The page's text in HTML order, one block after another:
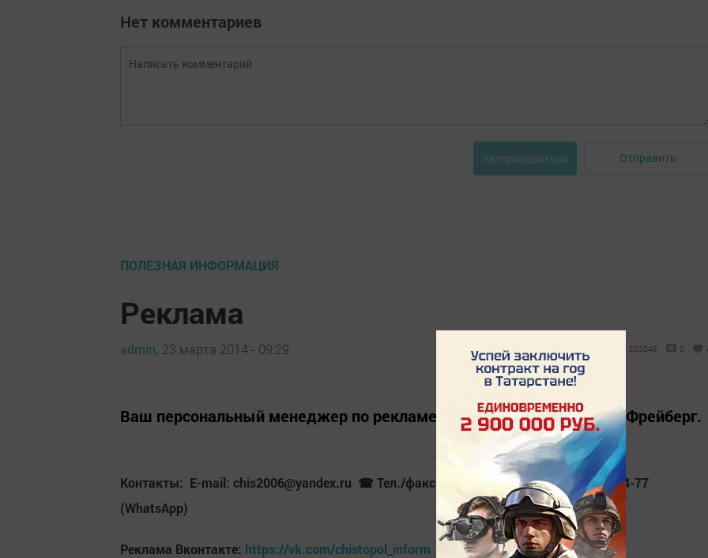
Нет комментариев
Авторизоваться Отправить
ПОЛЕЗНАЯ ИНФОРМАЦИЯ
Реклама
admin, 23 марта 2014 - 09:29 202048 0
Ваш персональный менеджер по рекламе: Марина Александровна Фрейберг.
Контакты: E-mail: chis2006@yandex.ru ☎ Тел./факс 8(84342) 5-10-57, 8 (950) 667-54-77
(WhatsApp)
Реклама Вконтакте: https://vk.com/chistopol_inform